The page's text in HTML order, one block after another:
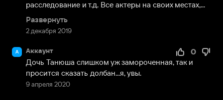
2 декабря 2019
расследование и т.д. Все актеры на своих местах,...
Развернуть
А Аккаунт
9 апреля 2020
0
Дочь Танюша слишком уж замороченная, так и
просится сказать долбан...я, увы.